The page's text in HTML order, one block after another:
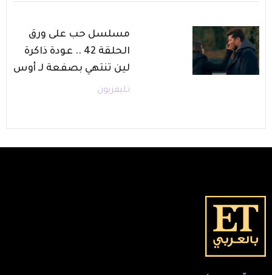
مسلسل حب على ورق
الحلقة 42 .. عودة ذاكرة
لين تنتهي بصفعة لـ أوس
تليفزيون